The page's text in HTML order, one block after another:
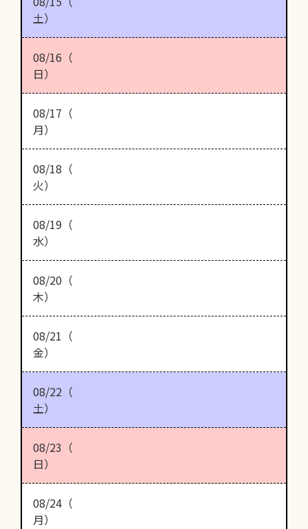
土）
08/16（
日）
08/17（
月）
08/18（
火）
08/19（
水）
08/20（
木）
08/21（
金）
08/22（
土）
08/23（
日）
08/24（
月）